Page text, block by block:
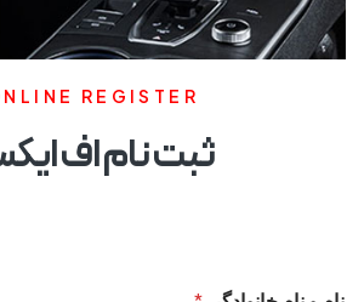
REGISTER
ثبت نام اف